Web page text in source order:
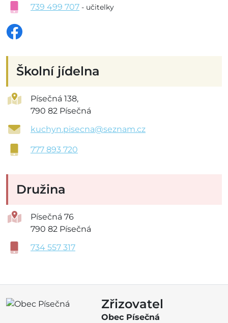
739 499 707 - učitelky
Školní jídelna
Písečná 138,
790 82 Písečná
kuchyn.pisecna@seznam.cz
777 893 720
Družina
Písečná 76
790 82 Písečná
734 557 317
Zřizovatel
Obec Písečná